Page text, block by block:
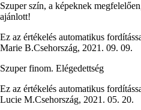
Szuper szín, a képeknek
ajánlott!
Ez az értékelés automatikus
Marie B.Csehország, 2021. 09. 09.
Szuper finom. Elégedettség
Ez az értékelés automatikus
Lucie M.Csehország, 2021. 05. 20.